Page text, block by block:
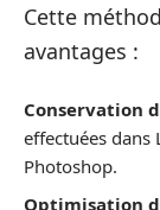
Cette
avantages :
Conservation
effectuées dans
Photoshop.
Optimisation